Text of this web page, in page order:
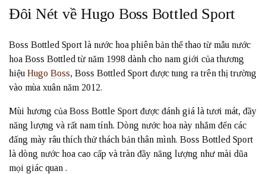
Đôi Nét về Hugo Boss Bottled Sport
Boss Bottled Sport là nước hoa phiên bản thể thao từ mẫu nước
hoa Boss Bottled từ năm 1998 dành cho nam giới của thương
hiệu Hugo Boss, Boss Bottled Sport được tung ra trên thị trường
vào mùa xuân năm 2012.
Mùi hương của Boss Bottle Sport được đánh giá là tươi mát, đầy
năng lượng và rất nam tính. Dòng nước hoa này nhắm đến các
đấng mày râu thích thử thách bản thân mình. Boss Bottled Sport
là dòng nước hoa cao cấp và tràn đầy năng lượng như mài dũa
mọi giác quan .